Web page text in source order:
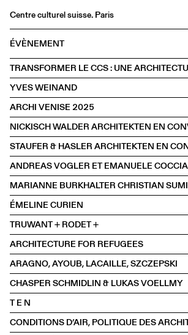
Centre culturel suisse. Paris
Agenda
Librairie
Buvette
Archives
Médiathèque
Éditions
Informations
FR/EN
PAROLE Architecture
ÉVÈNEMENT
YVES WEINAND
ARCHI VENISE 2025
MARIANNE BURKHALTER CHRISTIAN SUMI
ÉMELINE CURIEN
TRUWANT + RODET +
ARCHITECTURE FOR REFUGEES
ARAGNO, AYOUB, LACAILLE, SZCZEPSKI
CHASPER SCHMIDLIN & LUKAS VOELLMY
T E N